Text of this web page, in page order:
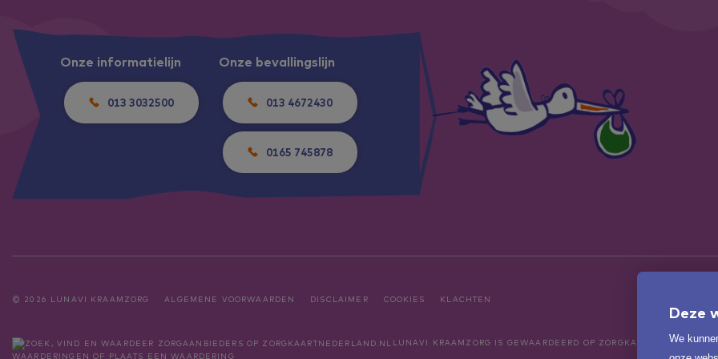
Deze
We
Onze informatielijn
013 3032500
Onze bevallingslijn
013 4672430
0165 745878
© 2026 LUNAVI KRAAMZORG ALGEMENE VOORWAARDEN DISCLAIMER COOKIES KLACHTEN
LUNAVI KRAAMZORG IS GEWAARDEERD OP ZORGKAARTNEDERLAND.
WAARDERINGEN OF PLAATS EEN WAARDERING